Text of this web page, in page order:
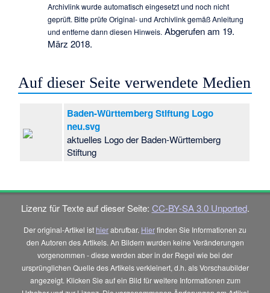
Archivlink wurde automatisch eingesetzt und noch nicht
geprüft. Bitte prüfe Original- und Archivlink gemäßAnleitung
und entferne dann diesen Hinweis. Abgerufen am 19.
März 2018.
Auf dieser Seite verwendete Medien
Baden-Württemberg Stiftung Logo
neu.svg
aktuelles Logo der Baden-Württemberg
Stiftung
Lizenz für Texte auf dieser Seite: CC-BY-SA 3.0 Unported.
Der original-Artikel ist hierabrufbar. Hierfinden Sie Informationen zu
den Autoren des Artikels. An Bildern wurden keine Veränderungen
vorgenommen - diese werden aber in der Regel wie bei der
ursprünglichen Quelle des Artikels verkleinert, d.h. als Vorschaubilder
angezeigt. Klicken Sie auf ein Bild für weitere Informationen zum